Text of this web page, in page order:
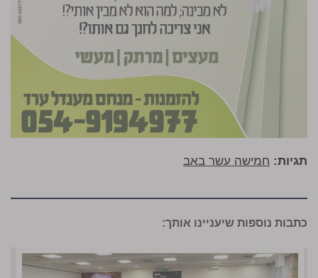
תגיות: חמישה עשר באב
כתבות נוספות שיעניינו אותך: